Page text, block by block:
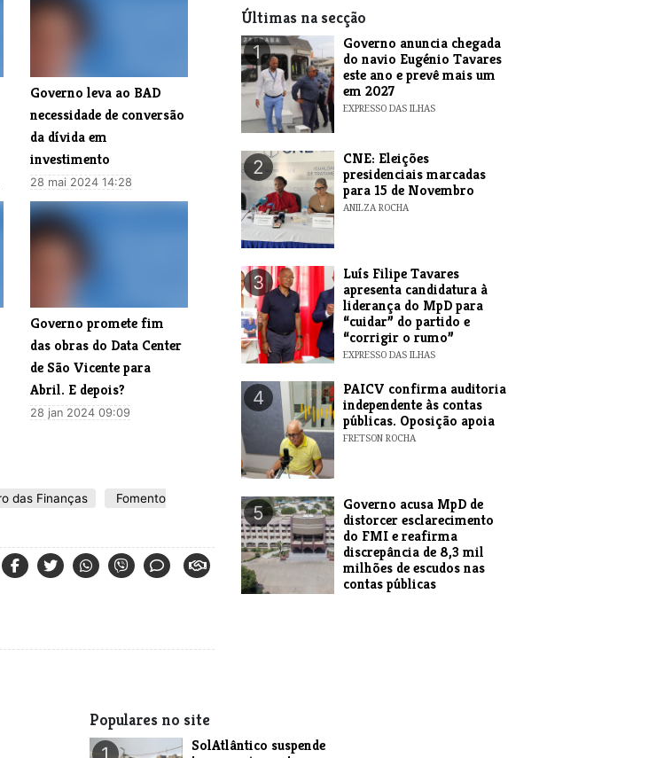
Governo leva ao BAD
necessidade de conversão
da dívida em
investimento
28 mai 2024 14:28
Governo promete fim
das obras do Data Center
de São Vicente para
Abril. E depois?
28 jan 2024 09:09
das Finanças
Fomento
Últimas na secção
1
Governo anuncia chegada
do navio Eugénio Tavares
este ano e prevê mais um
em 2027
EXPRESSO DAS ILHAS
2
CNE: Eleições
presidenciais marcadas
para 15 de Novembro
ANILZA ROCHA
3
Luís Filipe Tavares
apresenta candidatura à
liderança do MpD para
“cuidar” do partido e
“corrigir o rumo”
EXPRESSO DAS ILHAS
4
​PAICV confirma auditoria
independente às contas
públicas. Oposição apoia
FRETSON ROCHA
5
Governo acusa MpD de
distorcer esclarecimento
do FMI e reafirma
discrepância de 8,3 mil
milhões de escudos nas
contas públicas
Populares no site
SolAtlântico suspende